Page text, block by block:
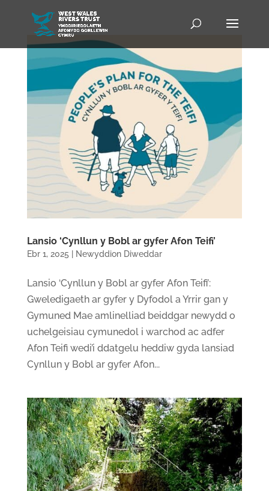
Lansio ‘Cynllun y Bobl ar gyfer Afon Teifi’
Ebr 1, 2025 Newyddion Diweddar
Lansio ‘Cynllun y Bobl ar gyfer Afon Teifi’:
Gweledigaeth ar gyfer y Dyfodol a Yrrir gan y
Gymuned Mae amlinelliad beiddgar newydd o
uchelgeisiau cymunedol i warchod ac adfer
Afon Teifi wedi’i ddatgelu heddiw gyda lansiad
Cynllun y Bobl ar gyfer Afon...